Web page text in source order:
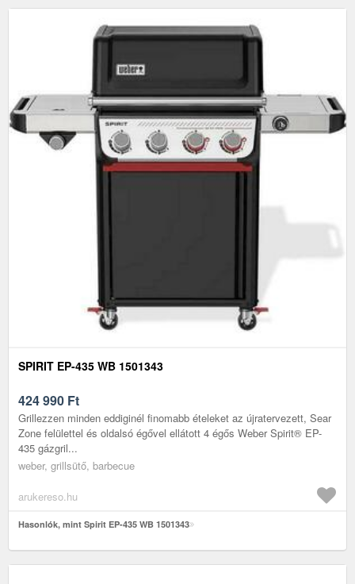
SPIRIT EP-435 WB 1501343
424 990 Ft
Grillezzen minden eddiginél finomabb ételeket az újratervezett, Sear
Zone felülettel és oldalsó égővel ellátott 4 égős Weber Spirit® EP-
435 gázgril...
weber, grillsütő, barbecue
arukereso.hu
Hasonlók, mint Spirit EP-435 WB 1501343